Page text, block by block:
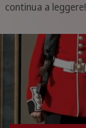
continua a leggere!